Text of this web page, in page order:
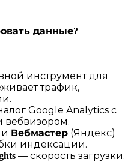
данные?
инструмент для
трафик,
Google Analytics с
вебвизором.
Вебмастер (Яндекс)
индексации.
— скорость загрузки.